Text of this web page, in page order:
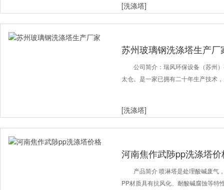
[洗涤塔]
苏州玻璃钢洗涤塔生产厂
公司简介：瑞风环保设备（苏州
太仓。是一家已拥有二十年生产技术
[洗涤塔]
河南焦作武陟pp洗涤塔价
产品简介 喷淋塔是处理酸碱废气
PP材质具有抗风化、耐酸碱腐蚀等特